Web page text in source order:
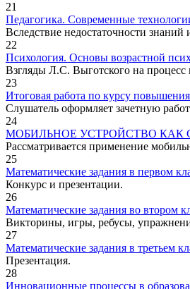
21
Педагогика. Современные
Вследствие недостаточности
22
Психология. Основы возрастной
Взгляды Л.С. Выготского на процесс
23
Итоговая работа по курсу
Слушатель оформляет зачетную
24
МОБИЛЬНОЕ УСТРОЙСТВО
Рассматривается применение
25
Математические задания в первом
Конкурс и презентации.
26
Математические задания во втором
Викторины, игры, ребусы,
27
Математические задания в третьем
Презентация.
28
Инновационные процессы в